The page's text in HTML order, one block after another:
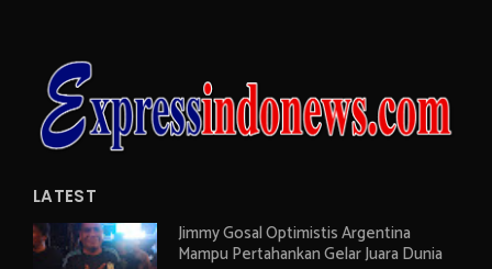
LATEST
Jimmy Gosal Optimistis Argentina
Mampu Pertahankan Gelar Juara Dunia